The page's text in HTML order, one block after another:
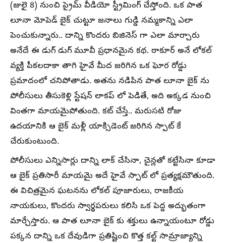
(జులై 8) నుంచి ప్రైమ్ వీడియో స్ట్రీమింగ్ చేస్తోంది. ఒక పాత
లూనా మోపెడ్ బైక్ చుట్టూ జనాలు గుడ్డి నమ్మకాన్ని ఎలా
పెంచుకున్నారు.. దాన్ని కొందరు బిజినెస్ గా ఎలా మార్చారు
అనేదే ఈ డుగ్ డుగ్ మూవీ ప్రధానమైన కథ. ఠాకూర్ అనే లోకల్
వ్యక్తి పీకలదాకా తాగి హైవే మీద జరిగిన ఒక ఘోర రోడ్డు
ప్రమాదంలో చనిపోతాడు. అతను నడిపిన పాత లూనా బైక్ ను
పోలీసులు తీసుకెళ్లి స్టేషన్ లాకప్ లో పెడితే, అది అక్కడ నుంచి
వింతగా మాయమైపోతుంది. కట్ చేస్తే.. మరుసటి రోజు
ఉదయానికి ఆ బైక్ మళ్లీ యాక్సిడెంట్ జరిగిన స్పాట్ కే
చేరుకుంటుంది.
పోలీసులు ఎన్నిసార్లు దాన్ని లాక్ చేసినా, చైన్లతో కట్టేసినా కూడా
ఆ బైక్ ప్రతిసారీ మాయమై అదే హైవే స్పాట్ లో ప్రత్యక్షమౌతుంది.
ఈ విచిత్రమైన ఘటనను లోకల్ పూజారులు, రాజకీయ
నాయకులు, కొందరు స్వార్థపరులు కలిసి ఒక పెద్ద అద్భుతంగా
మార్చేస్తారు. ఆ పాత లూనా బైక్ కు శక్తులు ఉన్నాయంటూ రోడ్డు
పక్కన దాన్ని ఒక దేవుడిగా ప్రతిష్టించి కొత్త కల్ట్ సామ్రాజ్యాన్ని